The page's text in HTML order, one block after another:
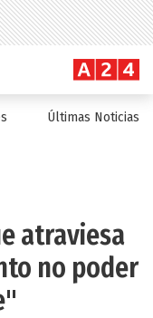
Últimas Noticias
atraviesa
no poder